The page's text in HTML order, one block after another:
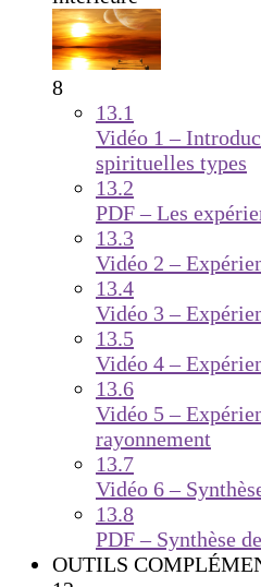
8
13.1
Vidéo 1 –
spirituelles types
13.2
PDF – Les
13.3
Vidéo 2 –
13.4
Vidéo 3 –
13.5
Vidéo 4 –
13.6
Vidéo 5 –
rayonnement
13.7
Vidéo 6 –
13.8
PDF – Synthèse
OUTILS